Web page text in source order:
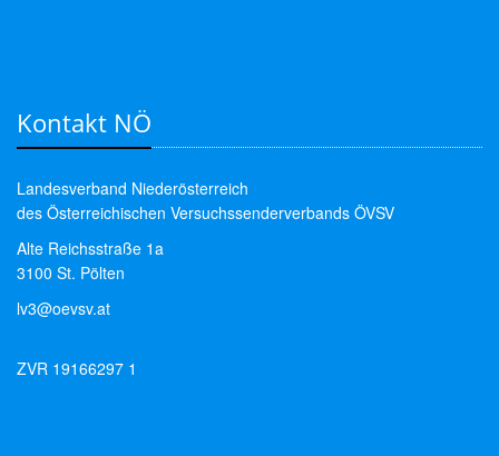
Kontakt NÖ
Landesverband Niederösterreich
des Österreichischen Versuchssenderverbands ÖVSV
Alte Reichsstraße 1a
3100 St. Pölten
lv3@oevsv.at
ZVR 19166297 1